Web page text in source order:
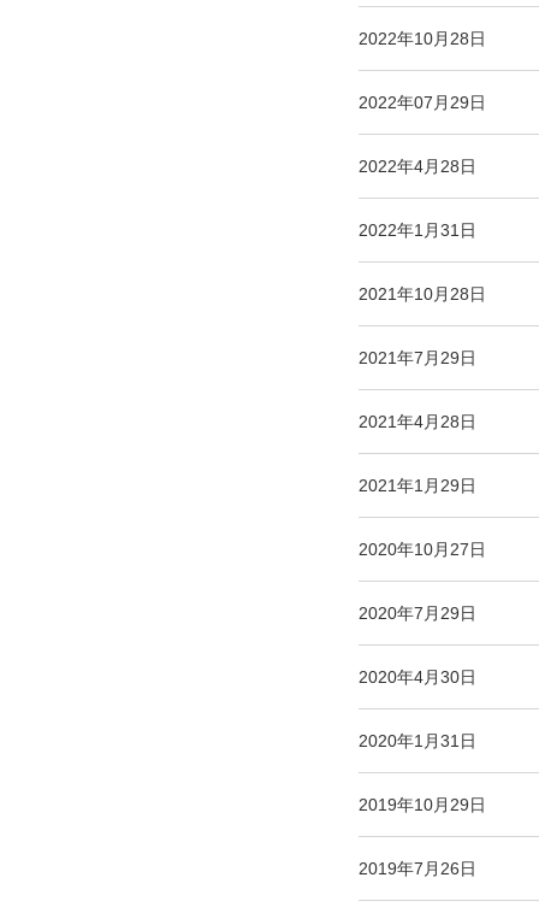
2022年10月28日
2022年07月29日
2022年4月28日
2022年1月31日
2021年10月28日
2021年7月29日
2021年4月28日
2021年1月29日
2020年10月27日
2020年7月29日
2020年4月30日
2020年1月31日
2019年10月29日
2019年7月26日